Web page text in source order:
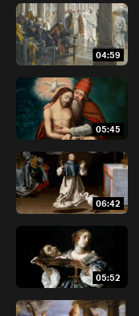
04:59
05:45
06:42
05:52